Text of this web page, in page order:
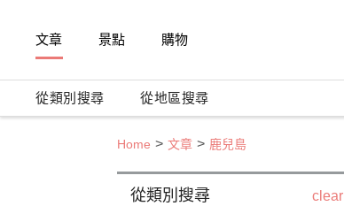
文章 景點 購物
從類別搜尋 從地區搜尋
Home 文章 鹿兒島
從類別搜尋 clear